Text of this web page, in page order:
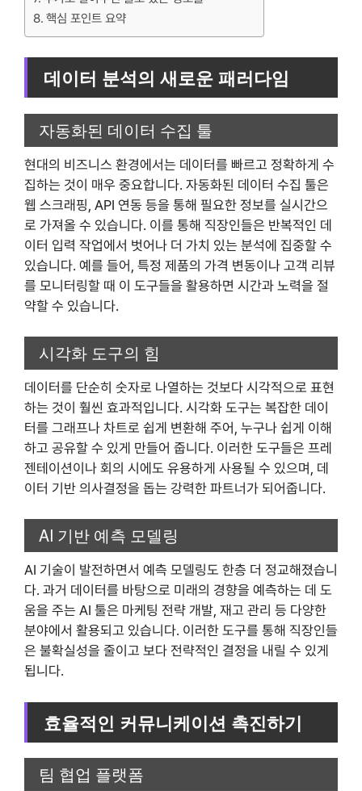
핵심 포인트 요약
데이터 분석의 새로운 패러다임
자동화된 데이터 수집 툴
현대의 비즈니스 환경에서는 데이터를 빠르고 정확하게 수
집하는 것이 매우 중요합니다. 자동화된 데이터 수집 툴은
웹 스크래핑, API 연동 등을 통해 필요한 정보를 실시간으
로 가져올 수 있습니다. 이를 통해 직장인들은 반복적인 데
이터 입력 작업에서 벗어나 더 가치 있는 분석에 집중할 수
있습니다. 예를 들어, 특정 제품의 가격 변동이나 고객 리뷰
를 모니터링할 때 이 도구들을 활용하면 시간과 노력을 절
약할 수 있습니다.
시각화 도구의 힘
데이터를 단순히 숫자로 나열하는 것보다 시각적으로 표현
하는 것이 훨씬 효과적입니다. 시각화 도구는 복잡한 데이
터를 그래프나 차트로 쉽게 변환해 주어, 누구나 쉽게 이해
하고 공유할 수 있게 만들어 줍니다. 이러한 도구들은 프레
젠테이션이나 회의 시에도 유용하게 사용될 수 있으며, 데
이터 기반 의사결정을 돕는 강력한 파트너가 되어줍니다.
AI 기반 예측 모델링
AI 기술이 발전하면서 예측 모델링도 한층 더 정교해졌습니
다. 과거 데이터를 바탕으로 미래의 경향을 예측하는 데 도
움을 주는 AI 툴은 마케팅 전략 개발, 재고 관리 등 다양한
분야에서 활용되고 있습니다. 이러한 도구를 통해 직장인들
은 불확실성을 줄이고 보다 전략적인 결정을 내릴 수 있게
됩니다.
효율적인 커뮤니케이션 촉진하기
팀 협업 플랫폼